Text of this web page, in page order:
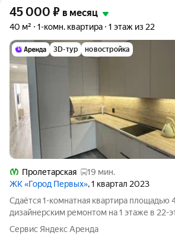
45 000 ₽ в месяц
40 м² 1-комн. квартира 1 этаж из 22
3D-тур новостройка
Пролетарская
19 мин.
ЖК «Город Первых», 1 квартал 2023
Сдаётся 1-комнатная квартира площадью
дизайнерским ремонтом на 1 этаже в 22-
от 11 месяцев. Из техники есть: Телевизор Духовой шкаф
Сервис Яндекс Аренда